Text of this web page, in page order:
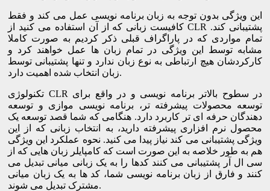
این ویژگی بدون توجه به زبان برنامه نویسی عمل می کند و فقط
کافیست زبانی که از آن استفاده می کنید از CLR پشتیبانی کند.
تمام مواردی که در پاراگراف قبلی ذکر کردیم به صورت کاملا
مشابه توسط این ویژگی در تمام زبان ها عمل خواهند کرد و
کارکردشان هیچ ارتباطی به نوع زبان ندارد و تنها پشتیبانی توسط
زبان انتخاب شده اهمیت دارد.
تکنولوژی CLR در سطوح بالاتر برنامه نویسی و در واقع برای
توسعه محصولات پیشرفته تر، برنامه نویسی موازی و توسعه
دهندگان حرفه ای تر کاربرد دارد. هنگامی که شما قصد توسعه یک
محصول نرم افزاری پیشرفته دارید، به انتخاب زبانی که از این
ویژگی پشتیبانی می کند نیاز پیدا می کنید. نحوه عملکرد این ویژگی
هم به طور خلاصه به این صورت است که کامپایلر زبان هایی که از
سی ال آر پشتیبانی می کنند کدها را به یک زبانی میانی تبدیل می
کنند و فارق از زبان برنامه نویسی شما، کد ها به یک زبان میانی
مشترک تبدیل می شوند.